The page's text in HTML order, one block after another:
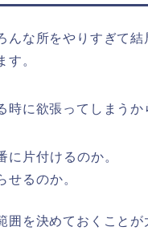
んな所をやりすぎて
す。
時に欲張ってしまうか
に片付けるのか。
せるのか。
囲を決めておくことが